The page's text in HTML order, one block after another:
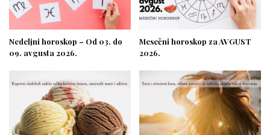
Nedeljni horoskop – Od 03. do
09. avgusta 2026.
Mesečni horoskop za AVGUST
2026.